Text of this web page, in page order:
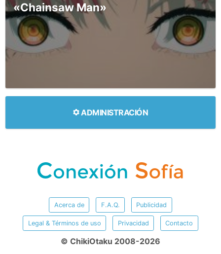
«Chainsaw Man»
ADMINISTRACIÓN
Acerca de F.A.Q. Publicidad
Legal & Términos de uso Privacidad Contacto
© ChikiOtaku 2008-2026